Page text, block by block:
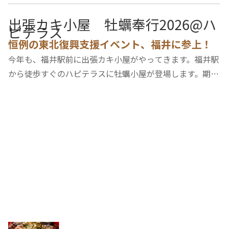
出張カキ小屋 牡蠣奉行2026@ハ
ピテラス
恒例の東北復興支援イベント、福井に参上！
今年も、福井駅前に出張カキ小屋がやってきます。福井駅
から徒歩すぐのハピテラスに牡蠣小屋が登場します。期間